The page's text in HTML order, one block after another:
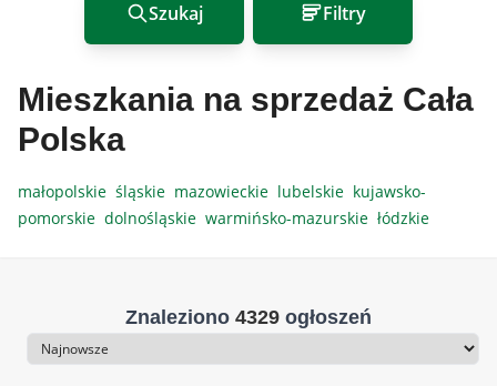
Szukaj Filtry
Mieszkania na sprzedaż Cała
Polska
małopolskie śląskie mazowieckie lubelskie kujawsko-
pomorskie dolnośląskie warmińsko-mazurskie łódzkie
Znaleziono 4329 ogłoszeń
Sortowanie